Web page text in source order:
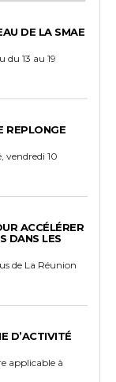
DE LA SMAE
du 13 au 19
REPLONGE
vendredi 10
ACCÉLÉRER
DANS LES
de La Réunion
D’ACTIVITÉ
applicable à